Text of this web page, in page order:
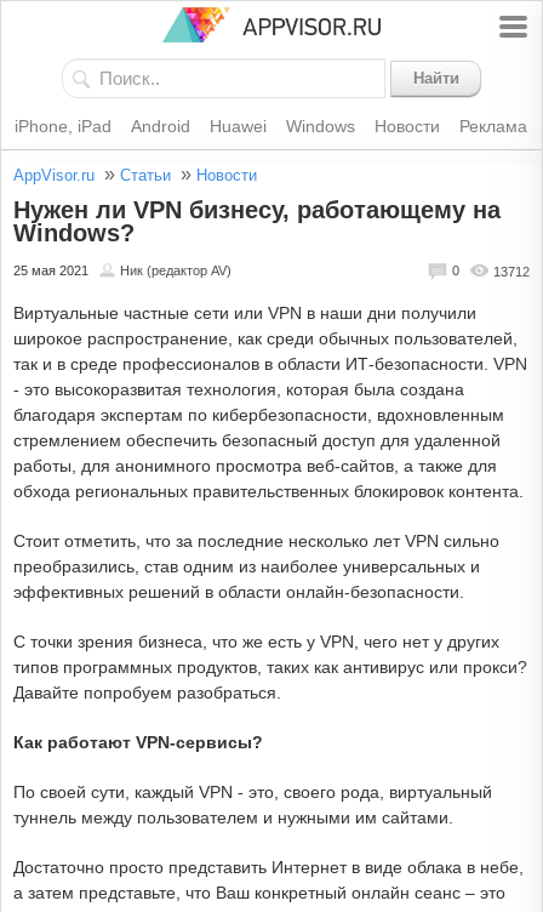
Найти
iPhone, iPad Android Huawei Windows Новости Реклама
AppVisor.ru » Статьи » Новости
Нужен ли VPN бизнесу, работающему на
Windows?
25 мая 2021 Ник (редактор AV) 13712
0
Виртуальные частные сети или VPN в наши дни получили
широкое распространение, как среди обычных пользователей,
так и в среде профессионалов в области ИТ-безопасности. VPN
- это высокоразвитая технология, которая была создана
благодаря экспертам по кибербезопасности, вдохновленным
стремлением обеспечить безопасный доступ для удаленной
работы, для анонимного просмотра веб-сайтов, а также для
обхода региональных правительственных блокировок контента.
Стоит отметить, что за последние несколько лет VPN сильно
преобразились, став одним из наиболее универсальных и
эффективных решений в области онлайн-безопасности.
С точки зрения бизнеса, что же есть у VPN, чего нет у других
типов программных продуктов, таких как антивирус или прокси?
Давайте попробуем разобраться.
Как работают VPN-сервисы?
По своей сути, каждый VPN - это, своего рода, виртуальный
туннель между пользователем и нужными им сайтами.
Достаточно просто представить Интернет в виде облака в небе,
а затем представьте, что Ваш конкретный онлайн сеанс – это